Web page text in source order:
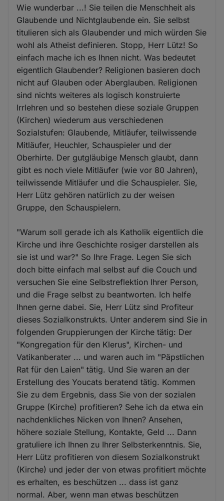
Wie wunderbar ...! Sie teilen die Menschheit als
Glaubende und Nichtglaubende ein. Sie selbst
titulieren sich als Glaubender und mich würden Sie
wohl als Atheist definieren. Stopp, Herr Lütz! So
einfach mache ich es Ihnen nicht. Was bedeutet
eigentlich Glaubender? Religionen basieren doch
nicht auf Glauben oder Aberglauben. Religionen
sind nichts weiteres als logisch konstruierte
Irrlehren und so bestehen diese soziale Gruppen
(Kirchen) wiederum aus verschiedenen
Sozialstufen: Glaubende, Mitläufer, teilwissende
Mitläufer, Heuchler, Schauspieler und der
Oberhirte. Der gutgläubige Mensch glaubt, dann
gibt es noch viele Mitläufer (wie vor 80 Jahren),
teilwissende Mitläufer und die Schauspieler. Sie,
Herr Lütz gehören natürlich zu der weisen
Gruppe, den Schauspielern.
"Warum soll gerade ich als Katholik eigentlich die
Kirche und ihre Geschichte rosiger darstellen als
sie ist und war?" So Ihre Frage. Legen Sie sich
doch bitte einfach mal selbst auf die Couch und
versuchen Sie eine Selbstreflektion Ihrer Person,
und die Frage selbst zu beantworten. Ich helfe
Ihnen gerne dabei. Sie, Herr Lütz sind Profiteur
dieses Sozialkonstrukts. Unter anderem sind Sie in
folgenden Gruppierungen der Kirche tätig: Der
"Kongregation für den Klerus", Kirchen- und
Vatikanberater ... und waren auch im "Päpstlichen
Rat für den Laien" tätig. Und Sie waren an der
Erstellung des Youcats beratend tätig. Kommen
Sie zu dem Ergebnis, dass Sie von der sozialen
Gruppe (Kirche) profitieren? Sehe ich da etwa ein
nachdenkliches Nicken von Ihnen? Ansehen,
höhere soziale Stellung, Kontakte, Geld ... Dann
gratuliere ich Ihnen zu Ihrer Selbsterkenntnis. Sie,
Herr Lütz profitieren von diesem Sozialkonstrukt
(Kirche) und jeder der von etwas profitiert möchte
es erhalten, es beschützen ... dass ist ganz
normal. Aber, wenn man etwas beschützen